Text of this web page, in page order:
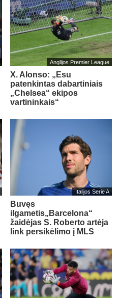
Anglijos Premier League
X. Alonso: „Esu
patenkintas dabartiniais
„Chelsea“ ekipos
vartininkais“
Italijos Serie A
Buvęs
ilgametis„Barcelona“
žaidėjas S. Roberto artėja
link persikėlimo į MLS